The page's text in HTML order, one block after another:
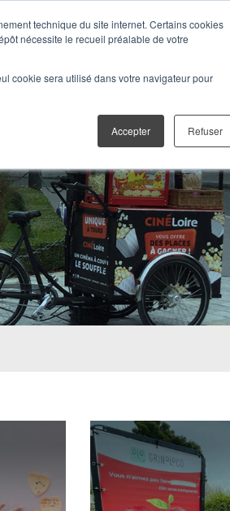
technique du site internet. Certains cookies
nécessite le recueil préalable de votre
cookie sera utilisé dans votre navigateur pour
Accepter Refuser
DIGITALES